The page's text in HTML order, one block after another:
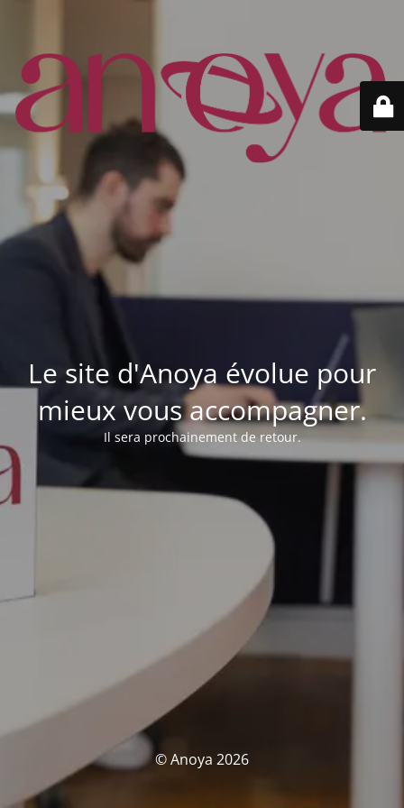
Le site d'Anoya évolue pour
mieux vous accompagner.
Il sera prochainement de retour.
© Anoya 2026